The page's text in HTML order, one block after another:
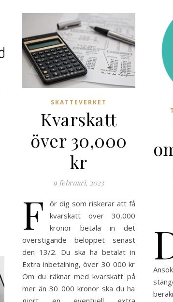
SKATTEVERKET
Kvarskatt
över 30,000
kr
9 februari, 2023
F
ör dig som riskerar att få
kvarskatt över 30,000
kronor betala in det
överstigande beloppet senast
den 13/2. Du ska ha betalat in
Extra inbetalning, över 30 000 kr
Om du räknar med kvarskatt på
mer än 30 000 kronor ska du ha